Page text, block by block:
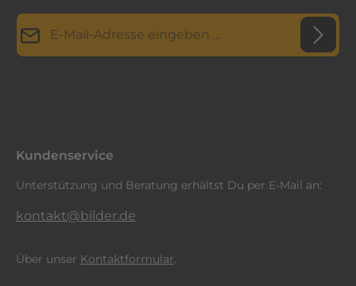
E-Mail-Adresse*
Kundenservice
Unterstützung und Beratung erhältst Du per E-Mail an:
kontakt@bilder.de
Über unser Kontaktformular.